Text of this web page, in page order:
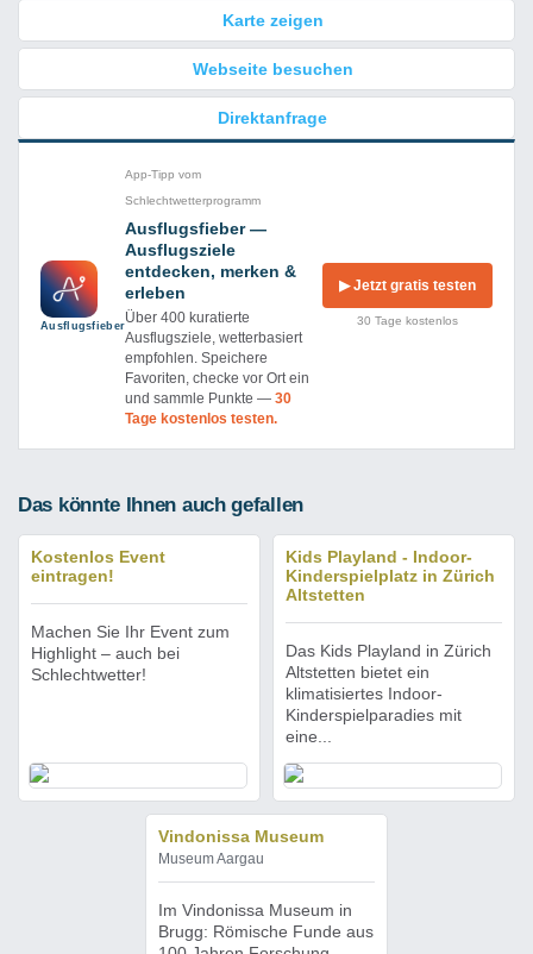
Karte zeigen
Webseite besuchen
Direktanfrage
Ausflug­sfieber
App-Tipp vom
Schlechtwetterprogramm
Ausflugsfieber —
Ausflugsziele
entdecken, merken &
erleben
Über 400 kuratierte
Ausflugsziele, wetterbasiert
empfohlen. Speichere
Favoriten, checke vor Ort ein
und sammle Punkte —30
Tage kostenlos testen.
▶ Jetzt gratis testen
30 Tage kostenlos
Das könnte Ihnen auch gefallen
Kostenlos Event
eintragen!
Machen Sie Ihr Event zum
Highlight – auch bei
Schlechtwetter!
Kids Playland - Indoor-
Kinderspielplatz in Zürich
Altstetten
Das Kids Playland in Zürich
Altstetten bietet ein
klimatisiertes Indoor-
Kinderspielparadies mit
eine...
Vindonissa Museum
Museum Aargau
Im Vindonissa Museum in
Brugg: Römische Funde aus